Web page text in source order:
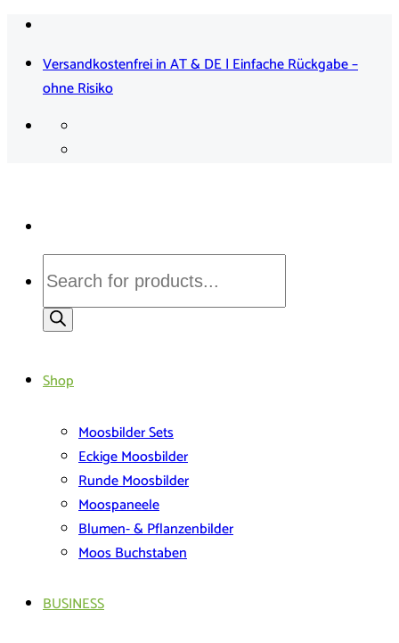
Zum
springenVersandkostenfrei in AT & DE | Einfache Rückgabe –
ohne Risiko
search
Shop
Moosbilder Sets
Eckige Moosbilder
Runde Moosbilder
Moospaneele
Blumen- & Pflanzenbilder
Moos Buchstaben
BUSINESS